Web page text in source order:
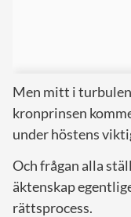
Men mitt i
kronprinsen
under höstens
Och frågan alla
äktenskap
rättsprocess.